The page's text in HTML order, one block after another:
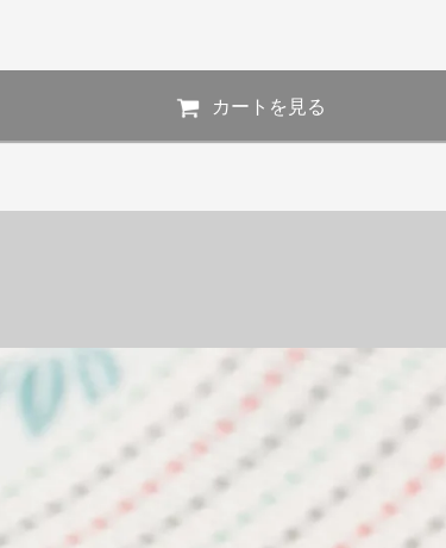
カートを見る